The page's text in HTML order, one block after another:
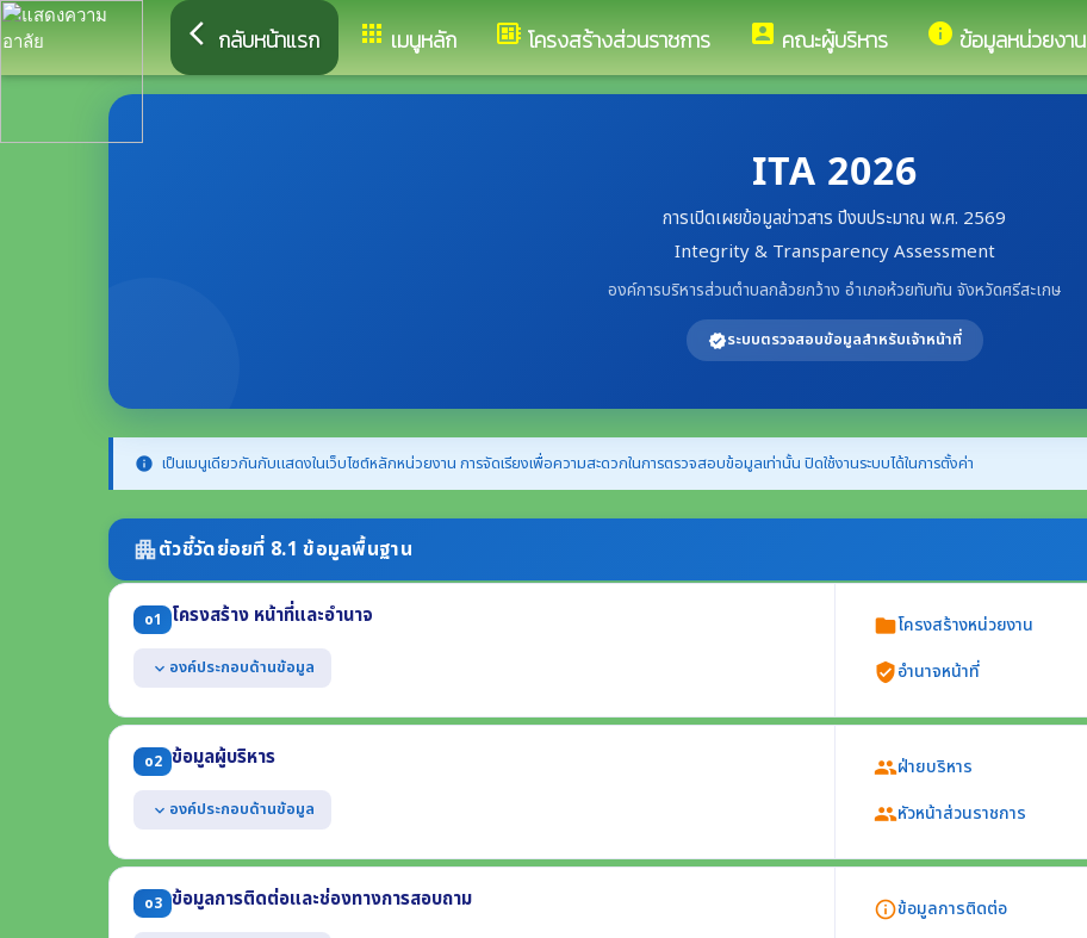
arrow_back_ios กลับหน้าแรก apps เมนูหลัก developer_board โครงสร้างส่วนราชการ account_box คณะผู้บริหาร info ข้อมูลหน่วยงาน
ITA 2026
การเปิดเผยข้อมูลข่าวสาร ปีงบประมาณ พ.ศ. 2569
Integrity & Transparency Assessment
องค์การบริหารส่วนตำบลกล้วยกว้าง อำเภอห้วยทับทัน จังหวัดศรีสะเกษ
verifiedระบบตรวจสอบข้อมูลสำหรับเจ้าหน้าที่
info เป็นเมนูเดียวกันกับแสดงในเว็บไซต์หลักหน่วยงาน การจัดเรียงเพื่อความสะดวกในการตรวจสอบข้อมูลเท่านั้น ปิดใช้งานระบบได้ในการตั้งค่า
apartmentตัวชี้วัดย่อยที่ 8.1 ข้อมูลพื้นฐาน
o1 โครงสร้าง หน้าที่และอำนาจ
expand_more องค์ประกอบด้านข้อมูล
แสดงแผนผังโครงสร้างการแบ่งส่วนราชการของหน่วยงาน
แสดงตำแหน่งที่สำคัญและการแบ่งส่วนงานภายใน เช่น สำนัก กอง ศูนย์ ฝ่าย ส่วน กลุ่ม
แสดงข้อมูลเฉพาะที่อธิบายถึงหน้าที่และอำนาจของหน่วยงาน (ต้องไม่เป็นการแสดงข้อมูลกฎหมายทั้ง
ฉบับ)
folderโครงสร้างหน่วยงาน
verified_userอำนาจหน้าที่
o2 ข้อมูลผู้บริหาร
expand_more องค์ประกอบด้านข้อมูล
แสดงข้อมูลของผู้บริหารสูงสุด และผู้ดำรงตำแหน่งทางการบริหารของหน่วยงาน อย่างน้อยประกอบด้วย
(1) ชื่อ-นามสกุล ตำแหน่ง (2) รูปถ่าย (3) ช่องทางการติดต่อ
groupฝ่ายบริหาร
groupหัวหน้าส่วนราชการ
o3 ข้อมูลการติดต่อและช่องทางการสอบถาม info_outlineข้อมูลการติดต่อ